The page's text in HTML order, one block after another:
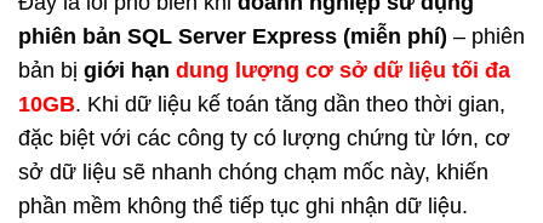
phiên bản SQL Server Express (miễn phí) – phiên
bản bị giới hạn dung lượng cơ sở dữ liệu tối đa
10GB. Khi dữ liệu kế toán tăng dần theo thời gian,
đặc biệt với các công ty có lượng chứng từ lớn, cơ
sở dữ liệu sẽ nhanh chóng chạm mốc này, khiến
phần mềm không thể tiếp tục ghi nhận dữ liệu.